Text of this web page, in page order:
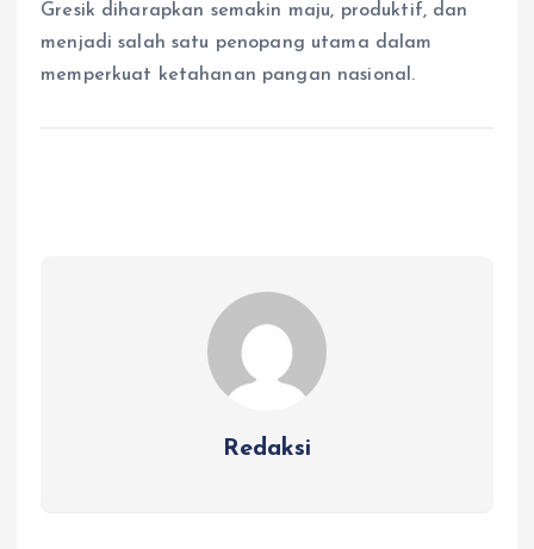
Gresik diharapkan semakin maju, produktif, dan
menjadi salah satu penopang utama dalam
memperkuat ketahanan pangan nasional.
Redaksi